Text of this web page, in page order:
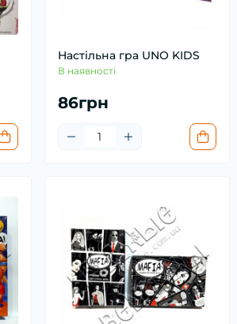
Настільна гра UNO KIDS
В наявності
86грн